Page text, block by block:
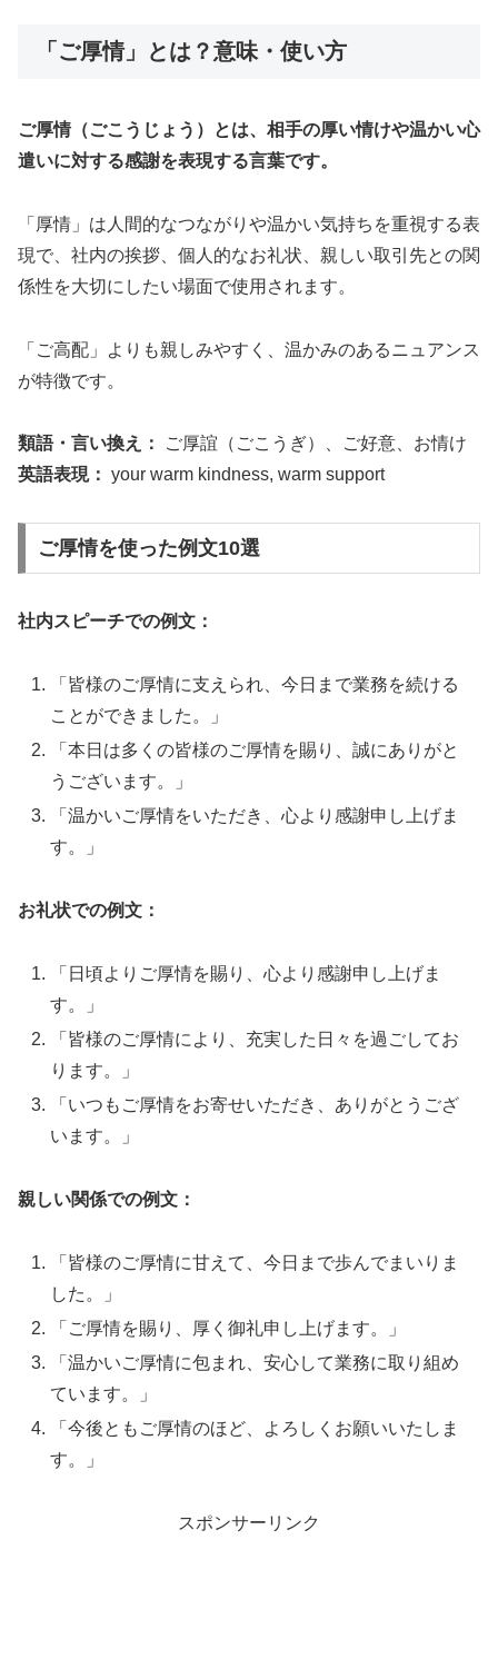
「ご厚情」とは？意味・使い方
ご厚情（ごこうじょう）とは、相手の厚い情けや温かい心
遣いに対する感謝を表現する言葉です。
「厚情」は人間的なつながりや温かい気持ちを重視する表
現で、社内の挨拶、個人的なお礼状、親しい取引先との関
係性を大切にしたい場面で使用されます。
「ご高配」よりも親しみやすく、温かみのあるニュアンス
が特徴です。
類語・言い換え：
ご厚誼（ごこうぎ）、ご好意、お情け
英語表現： your warm kindness, warm support
ご厚情を使った例文10選
社内スピーチでの例文：
「皆様のご厚情に支えられ、今日まで業務を続ける
ことができました。」
「本日は多くの皆様のご厚情を賜り、誠にありがと
うございます。」
「温かいご厚情をいただき、心より感謝申し上げま
す。」
お礼状での例文：
「日頃よりご厚情を賜り、心より感謝申し上げま
す。」
「皆様のご厚情により、充実した日々を過ごしてお
ります。」
「いつもご厚情をお寄せいただき、ありがとうござ
います。」
親しい関係での例文：
「皆様のご厚情に甘えて、今日まで歩んでまいりま
した。」
「ご厚情を賜り、厚く御礼申し上げます。」
「温かいご厚情に包まれ、安心して業務に取り組め
ています。」
「今後ともご厚情のほど、よろしくお願いいたしま
す。」
スポンサーリンク